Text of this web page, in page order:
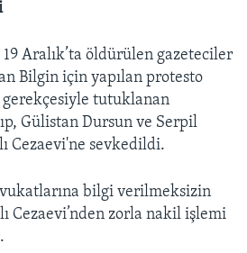
Aralık’ta öldürülen gazeteciler
Bilgin için yapılan protesto
gerekçesiyle tutuklanan
Gülistan Dursun ve Serpil
Cezaevi'ne sevkedildi.
bilgi verilmeksizin
Cezaevi’nden zorla nakil işlemi